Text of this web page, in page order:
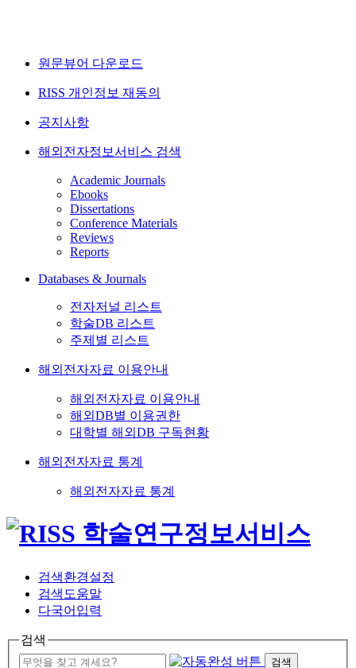
원문뷰어 다운로드
RISS 개인정보 재동의
공지사항
해외전자정보서비스 검색
Academic Journals
Ebooks
Dissertations
Conference Materials
Reviews
Reports
Databases & Journals
전자저널 리스트
학술DB 리스트
주제별 리스트
해외전자자료 이용안내
해외전자자료 이용안내
해외DB별 이용권한
대학별 해외DB 구독현황
해외전자자료 통계
해외전자자료 통계
검색환경설정
검색도움말
다국어입력
검색
검색